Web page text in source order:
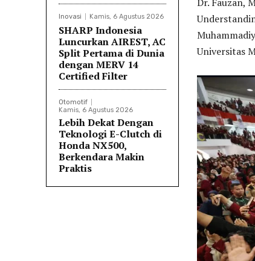
Inovasi Kamis, 6 Agustus 2026
SHARP Indonesia
Luncurkan AIREST, AC
Split Pertama di Dunia
dengan MERV 14
Certified Filter
Otomotif
Kamis, 6 Agustus 2026
Lebih Dekat Dengan
Teknologi E-Clutch di
Honda NX500,
Berkendara Makin
Praktis
Universitas